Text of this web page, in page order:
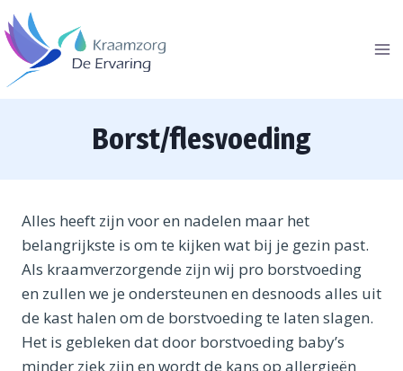
Doorgaan
naar
inhoud
Borst/flesvoeding
Alles heeft zijn voor en nadelen maar het
belangrijkste is om te kijken wat bij je gezin past.
Als kraamverzorgende zijn wij pro borstvoeding
en zullen we je ondersteunen en desnoods alles uit
de kast halen om de borstvoeding te laten slagen.
Het is gebleken dat door borstvoeding baby’s
minder ziek zijn en wordt de kans op allergieën